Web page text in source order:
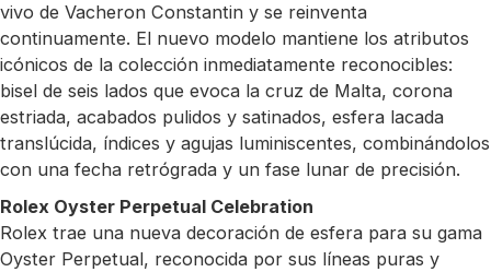
vivo de Vacheron Constantin y se reinventa
continuamente. El nuevo modelo mantiene los atributos
icónicos de la colección inmediatamente reconocibles:
bisel de seis lados que evoca la cruz de Malta, corona
estriada, acabados pulidos y satinados, esfera lacada
translúcida, índices y agujas luminiscentes, combinándolos
con una fecha retrógrada y un fase lunar de precisión.
Rolex Oyster Perpetual Celebration
Rolex trae una nueva decoración de esfera para su gama
Oyster Perpetual, reconocida por sus líneas puras y